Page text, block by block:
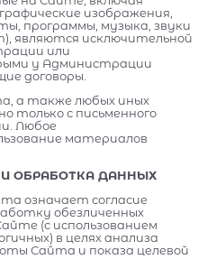
изображения,
программы, музыка, звуки
являются исключительной
или
у Администрации
договоры.
а также любых иных
только с письменного
Любое
материалов
ОБРАБОТКА ДАННЫХ
означает согласие
обезличенных
(с использованием
в целях анализа
Сайта и показа целевой